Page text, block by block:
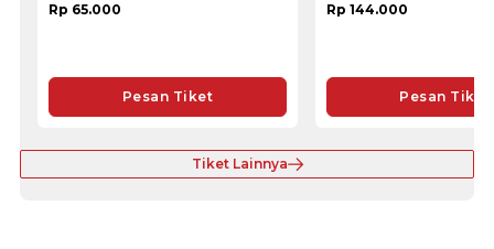
Rp 65.000
Pesan Tiket
Rp 144.000
Pesan Tiket
Tiket Lainnya